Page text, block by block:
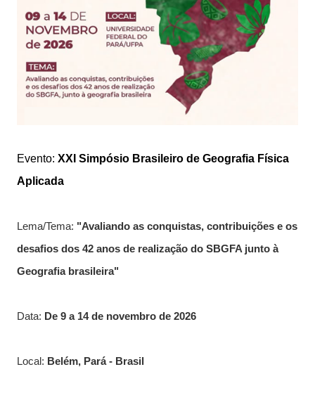
Evento: XXI Simpósio Brasileiro de Geografia Física
Aplicada
Lema/Tema: "Avaliando as conquistas, contribuições e os
desafios dos 42 anos de realização do SBGFA junto à
Geografia brasileira"
Data: De 9 a 14 de novembro de 2026
Local: Belém, Pará - Brasil